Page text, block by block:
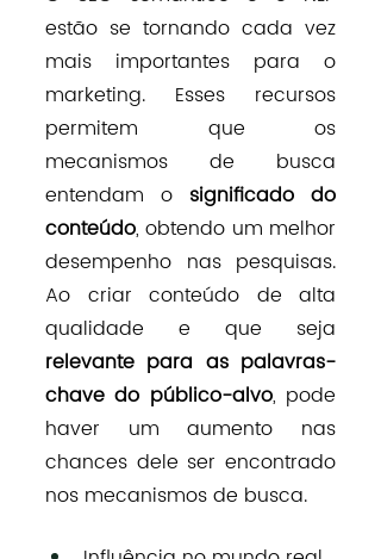
estão se tornando cada vez
mais importantes para o
marketing. Esses recursos
permitem que os
mecanismos de busca
entendam o significado do
conteúdo, obtendo um melhor
desempenho nas pesquisas.
Ao criar conteúdo de alta
relevante para as palavras-
chave do público-alvo, pode
haver um aumento nas
chances dele ser encontrado
nos mecanismos de busca.